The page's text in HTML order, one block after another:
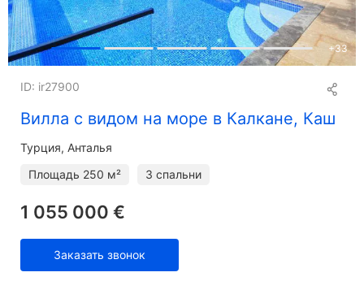
+33
Вилла с видом на море в Калкане, Каш
ID: ir27900
Турция, Анталья
Площадь 250 м² 3 спальни
1 055 000 €
Заказать звонок